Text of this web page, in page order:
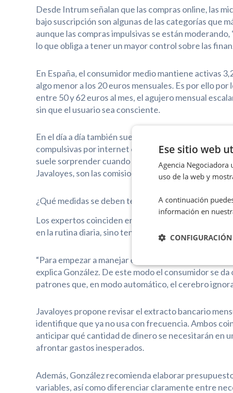
Desde Intrum señalan que las compras online, las
bajo suscripción son algunas de las categorías que
aunque las compras impulsivas se están
lo que obliga a tener un mayor control sobre las
En España, el consumidor medio mantiene activas
algo menor a los 20 euros mensuales. Es por ello
entre 50 y 62 euros al mes, el agujero mensual
sin que el usuario sea consciente.
En el día a día también suelen influir gastos como los
compulsivas por internet en plataformas de moda o
suele sorprender cuando se pone por escrito.
Javaloyes, son las comisiones recurrentes de
¿Qué medidas se deben tener en cuenta para evitar
Los expertos coinciden en que para frenar los
en la rutina diaria, sino tener un plan básico de control.
“Para empezar a manejar el dinero de forma
explica González. De este modo el consumidor se
patrones que, en modo automático, el cerebro
Javaloyes propone revisar el extracto bancario
identifique que ya no usa con frecuencia. Ambos
anticipar qué cantidad de dinero se necesitarán en
afrontar gastos inesperados.
Además, González recomienda elaborar
variables, así como diferenciar claramente entre
Ese sitio web
Agencia Negociadora
uso de la web y
A continuación
información en
CONFIGURACIÓN